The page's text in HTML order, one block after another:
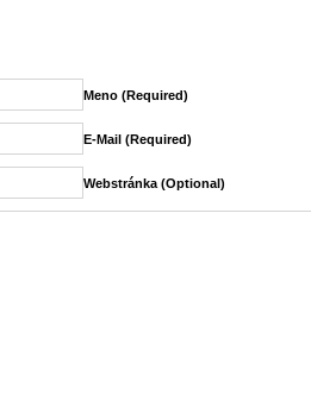
Meno (required)
E-Mail (required)
Webstránka (Optional)